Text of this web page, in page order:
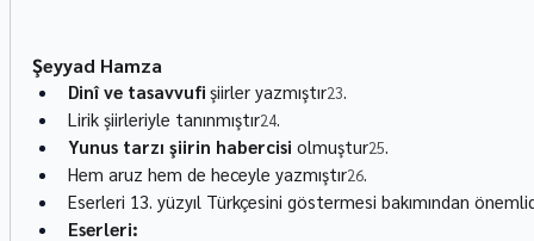
Şeyyad Hamza
Dinî ve tasavvufi şiirler yazmıştır23.
Lirik şiirleriyle tanınmıştır24.
Yunus tarzı şiirin habercisi olmuştur25.
Hem aruz hem de heceyle yazmıştır26.
Eserleri 13. yüzyıl Türkçesini göstermesi bakımından
Eserleri: